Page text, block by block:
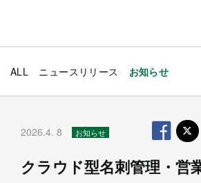
2026.4. 8 お知らせ
クラウド型名刺管理・営
ALL ニュースリリース お知らせ